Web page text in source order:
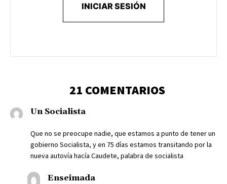
INICIAR SESIÓN
21 COMENTARIOS
Un Socialista
Que no se preocupe nadie, que estamos a punto de tener un
gobierno Socialista, y en 75 días estamos transitando por la
nueva autovía hacía Caudete, palabra de socialista
Enseimada